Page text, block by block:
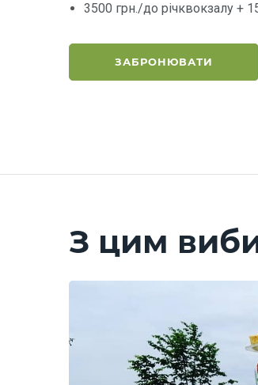
3500 грн./до річквокзалу +
ЗАБРОНЮВАТИ
З цим